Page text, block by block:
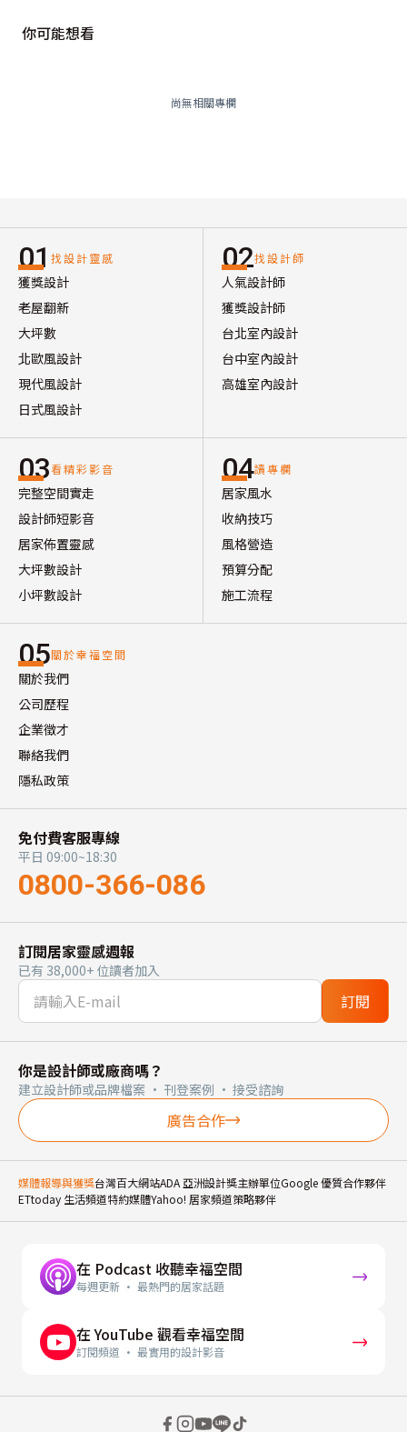
你可能想看
尚無相關專欄
01 找設計靈感
獲獎設計
老屋翻新
大坪數
北歐風設計
現代風設計
日式風設計
02找設計師
人氣設計師
獲獎設計師
台北室內設計
台中室內設計
高雄室內設計
03看精彩影音
完整空間實走
設計師短影音
居家佈置靈感
大坪數設計
小坪數設計
04讀專欄
居家風水
收納技巧
風格營造
預算分配
施工流程
05關於幸福空間
關於我們
公司歷程
企業徵才
聯絡我們
隱私政策
免付費客服專線
平日 09:00~18:30
0800-366-086
訂閱居家靈感週報
已有 38,000+ 位讀者加入
訂閱
你是設計師或廠商嗎？
建立設計師或品牌檔案 · 刊登案例 · 接受諮詢
廣告合作
媒體報導與獲獎台灣百大網站ADA 亞洲設計獎主辦單位Google 優質合作夥伴
ETtoday 生活頻道特約媒體Yahoo! 居家頻道策略夥伴
在 Podcast 收聽幸福空間
每週更新 · 最熱門的居家話題
在 YouTube 觀看幸福空間
訂閱頻道 · 最實用的設計影音